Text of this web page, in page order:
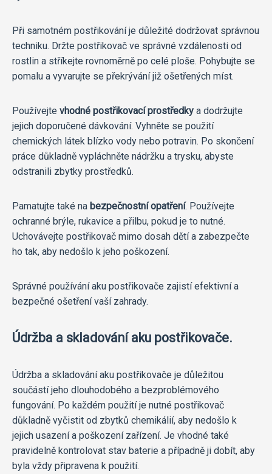
Při samotném postřikování je důležité dodržovat správnou
techniku. Držte postřikovač ve správné vzdálenosti od
rostlin a stříkejte rovnoměrně po celé ploše. Pohybujte se
pomalu a vyvarujte se překrývání již ošetřených míst.
Používejte vhodné postřikovací prostředky a dodržujte
jejich doporučené dávkování. Vyhněte se použití
chemických látek blízko vody nebo potravin. Po skončení
práce důkladně vypláchněte nádržku a trysku, abyste
odstranili zbytky prostředků.
Pamatujte také na bezpečnostní opatření. Používejte
ochranné brýle, rukavice a přilbu, pokud je to nutné.
Uchovávejte postřikovač mimo dosah dětí a zabezpečte
ho tak, aby nedošlo k jeho poškození.
Správné používání aku postřikovače zajistí efektivní a
bezpečné ošetření vaší zahrady.
Údržba a skladování aku postřikovače.
Údržba a skladování aku postřikovače je důležitou
součástí jeho dlouhodobého a bezproblémového
fungování. Po každém použití je nutné postřikovač
důkladně vyčistit od zbytků chemikálií, aby nedošlo k
jejich usazení a poškození zařízení. Je vhodné také
pravidelně kontrolovat stav baterie a případně ji dobít, aby
byla vždy připravena k použití.